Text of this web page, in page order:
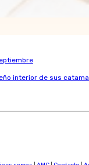
interior de sus